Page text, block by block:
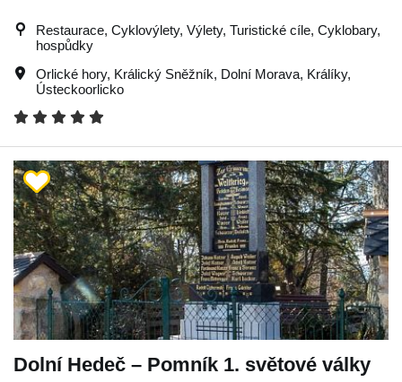
Restaurace, Cyklovýlety, Výlety, Turistické cíle, Cyklobary,
hospůdky
Orlické hory, Králický Sněžník, Dolní Morava, Králíky,
Ústeckoorlicko
Dolní Hedeč – Pomník 1. světové války